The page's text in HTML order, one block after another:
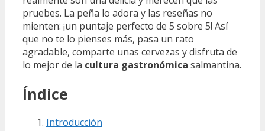
pruebes. La peña lo adora y las reseñas no
mienten: ¡un puntaje perfecto de 5 sobre 5! Así
que no te lo pienses más, pasa un rato
agradable, comparte unas cervezas y disfruta de
lo mejor de la cultura gastronómica salmantina.
Índice
Introducción